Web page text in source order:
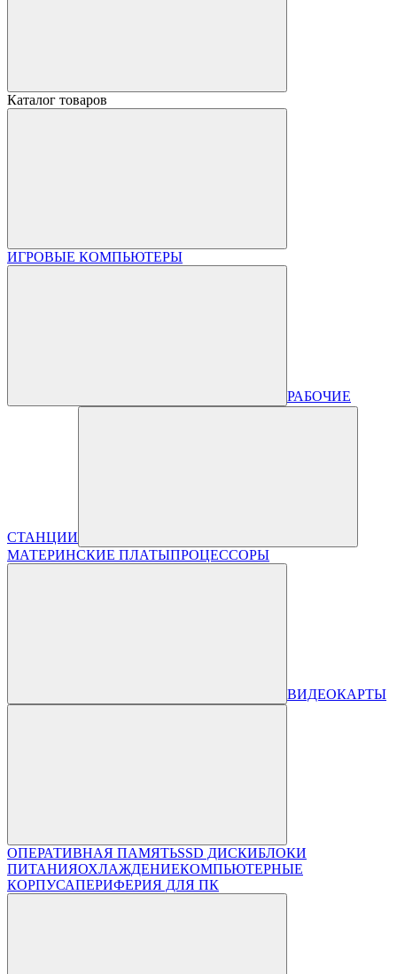
Каталог товаров
ИГРОВЫЕ КОМПЬЮТЕРЫ
РАБОЧИЕ
СТАНЦИИ
МАТЕРИНСКИЕ ПЛАТЫПРОЦЕССОРЫ
ВИДЕОКАРТЫ
ОПЕРАТИВНАЯ ПАМЯТЬSSD ДИСКИБЛОКИ
ПИТАНИЯОХЛАЖДЕНИЕКОМПЬЮТЕРНЫЕ
КОРПУСАПЕРИФЕРИЯ ДЛЯ ПК